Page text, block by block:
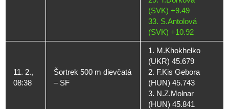
(SVK) +9.49
33. S.Antolová
(SVK) +10.92
11. 2.,
08:38
Šortrek 500 m dievčatá
– SF
1. M.Khokhelko
(UKR) 45.679
2. F.Kis Gebora
(HUN) 45.743
3. N.Z.Molnar
(HUN) 45.841